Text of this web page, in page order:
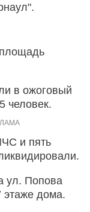
в ожоговый
человек.
и пять
ул. Попова
этаже дома.